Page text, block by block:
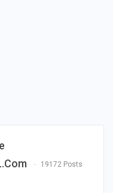
19172 Posts